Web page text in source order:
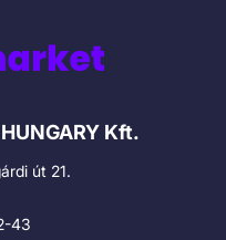
Kft.
út 21.
43